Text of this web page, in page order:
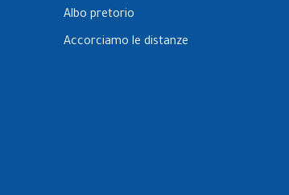
Albo pretorio
Accorciamo le distanze